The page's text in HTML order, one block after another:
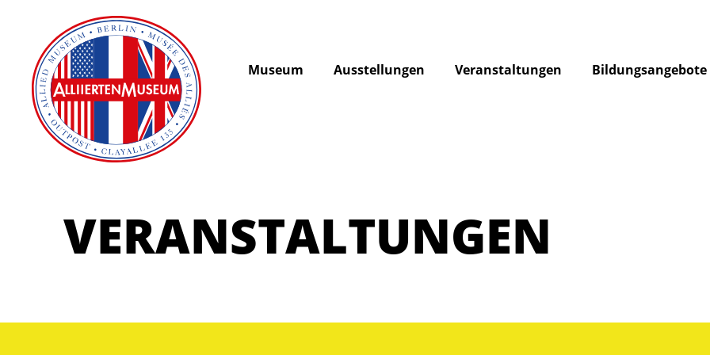
Museum Ausstellungen Veranstaltungen Bildungsangebote
VERANSTALTUNGEN